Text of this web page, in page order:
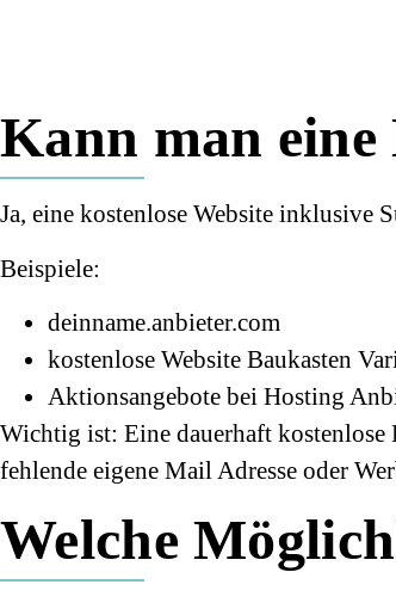
Kann man eine
Ja, eine kostenlose Website inklusive
Beispiele:
deinname.anbieter.com
kostenlose Website Baukasten
Aktionsangebote bei Hosting
Wichtig ist: Eine dauerhaft
fehlende eigene Mail Adresse oder
Welche